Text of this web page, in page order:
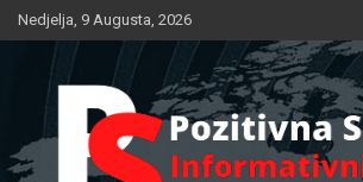
Skip
to
Nedjelja, 9 Augusta, 2026